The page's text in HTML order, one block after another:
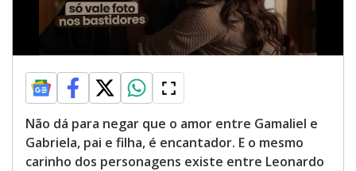
Não dá para negar que o amor entre Gamaliel e
Gabriela, pai e filha, é encantador. E o mesmo
carinho dos personagens existe entre Leonardo